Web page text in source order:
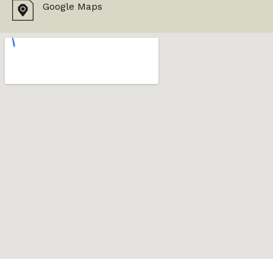
Google Maps